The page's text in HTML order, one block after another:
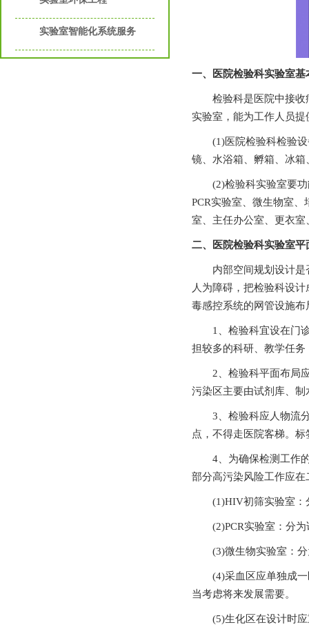
实验室智能化系统服务
一、医院检验科实验室
检验科是医院中接收病人
实验室，能为工作人员提
(1)医院检验科检验设备有
镜、水浴箱、孵箱、冰
(2)检验科实验室要功能区间
PCR实验室、微生物室
室、主任办公室、更衣
二、医院检验科实验室
内部空间规划设计是否合
人为障碍，把检验科设计成
毒感控系统的网管设施布局
1、检验科宜设在门诊
担较多的科研、教学任务
2、检验科平面布局应
污染区主要由试剂库、
3、检验科应人物流分
点，不得走医院客梯。标
4、为确保检测工作
部分高污染风险工作应在
(1)HIV初筛实验室：分为
(2)PCR实验室：分为试
(3)微生物实验室：分为
(4)采血区应单独成一区
当考虑将来发展需要。
(5)生化区在设计时应重点